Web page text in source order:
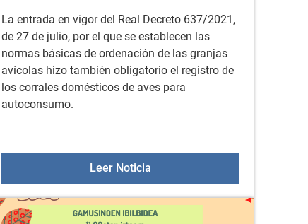
AYUDAS DIRIGIDAS A PERSONAS CON DISCAPACIDAD
La entrada en vigor del Real Decreto 637/2021,
de 27 de julio, por el que se establecen las
normas básicas de ordenación de las granjas
avícolas hizo también obligatorio el registro de
los corrales domésticos de aves para
autoconsumo.
Leer Noticia